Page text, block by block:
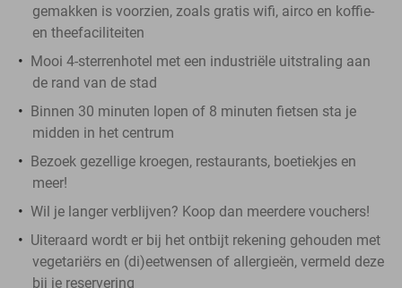
gemakken is voorzien, zoals gratis wifi, airco en koffie-
en theefaciliteiten
Mooi 4-sterrenhotel met een industriële uitstraling aan
de rand van de stad
Binnen 30 minuten lopen of 8 minuten fietsen sta je
midden in het centrum
Bezoek gezellige kroegen, restaurants, boetiekjes en
meer!
Wil je langer verblijven? Koop dan meerdere vouchers!
Uiteraard wordt er bij het ontbijt rekening gehouden met
vegetariërs en (di)eetwensen of allergieën, vermeld deze
bij je reservering